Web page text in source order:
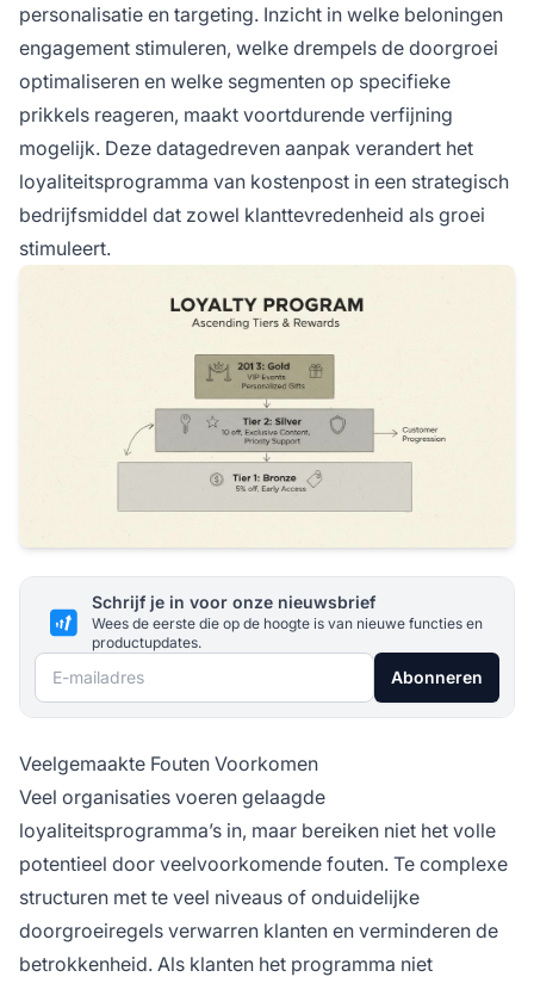
personalisatie en targeting. Inzicht in welke beloningen
engagement stimuleren, welke drempels de doorgroei
optimaliseren en welke segmenten op specifieke
prikkels reageren, maakt voortdurende verfijning
mogelijk. Deze datagedreven aanpak verandert het
loyaliteitsprogramma van kostenpost in een strategisch
bedrijfsmiddel dat zowel klanttevredenheid als groei
stimuleert.
Schrijf je in voor onze nieuwsbrief
Wees de eerste die op de hoogte is van nieuwe functies en
productupdates.
E-mailadres Abonneren
Veelgemaakte Fouten Voorkomen
Veel organisaties voeren gelaagde
loyaliteitsprogramma’s in, maar bereiken niet het volle
potentieel door veelvoorkomende fouten. Te complexe
structuren met te veel niveaus of onduidelijke
doorgroeiregels verwarren klanten en verminderen de
betrokkenheid. Als klanten het programma niet